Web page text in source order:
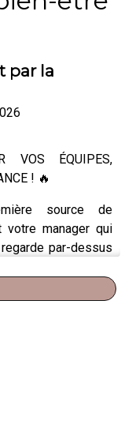
par la
VOS ÉQUIPES,
! 🔥
source de
votre manager qui
par-dessus
de vos